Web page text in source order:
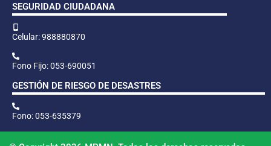
SEGURIDAD CIUDADANA
Celular: 988880870
Fono Fijo: 053-690051
GESTIÓN DE RIESGO DE DESASTRES
Fono: 053-635379